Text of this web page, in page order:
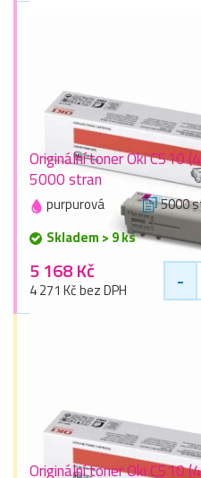
Originální toner Oki C510
5000 stran
purpurová 5000
Skladem > 9 ks
5 168 Kč
4 271 Kč bez DPH -
Originální toner Oki C510